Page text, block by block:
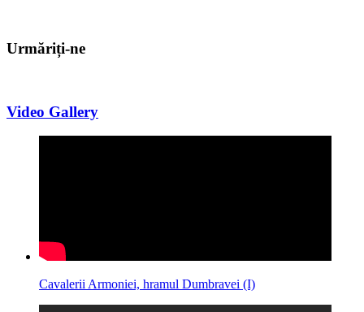
Urmăriți-ne
Video Gallery
Cavalerii Armoniei, hramul Dumbravei (I)